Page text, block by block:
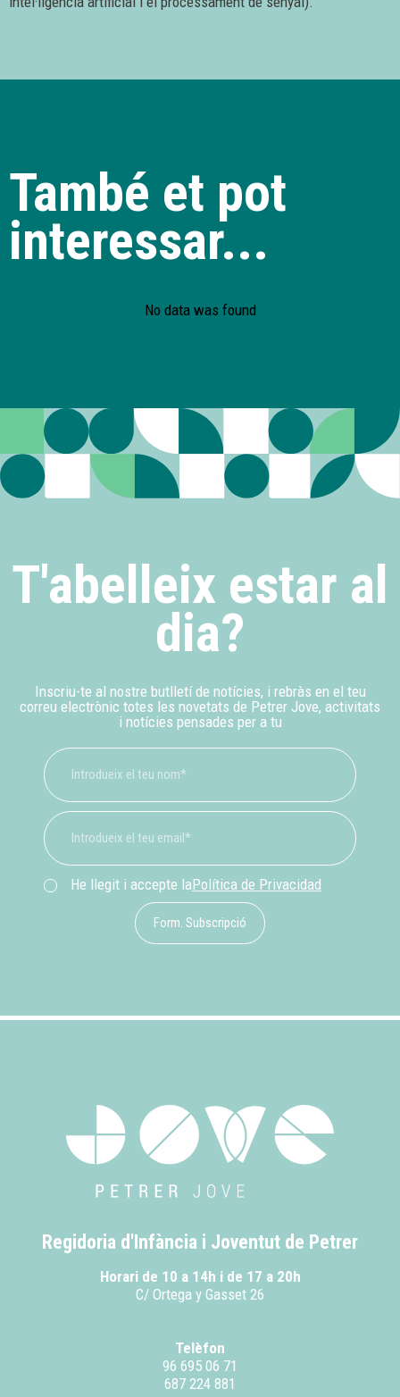
També et pot
interessar...
No data was found
T'abelleix estar al
dia?
Inscriu-te al nostre butlletí de notícies, i rebràs en el teu
correu electrònic totes les novetats de Petrer Jove, activitats
i notícies pensades per a tu
He llegit i accepte laPolítica de Privacidad
Form. Subscripció
Regidoria d'Infància i Joventut de Petrer
Horari de 10 a 14h i de 17 a 20h
C/ Ortega y Gasset 26
Telèfon
96 695 06 71
687 224 881